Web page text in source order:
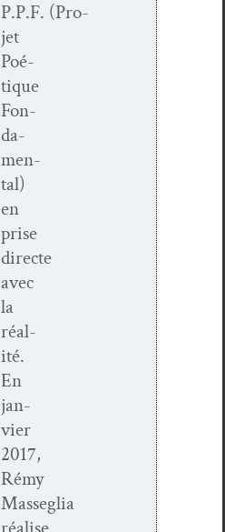
P.P.F. (Pro­
jet
Poé­
tique
Fon­
da­
men­
tal)
en
prise
directe
avec
la
réal­
ité.
En
jan­
vi­er
2017,
Rémy
Masseglia